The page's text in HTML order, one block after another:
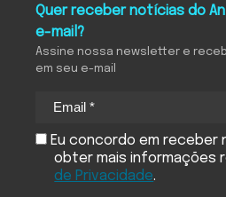
Quer receber notícias do
e-mail?
Assine nossa newsletter e
em seu e-mail
Eu concordo em receber
obter mais informações
de Privacidade.